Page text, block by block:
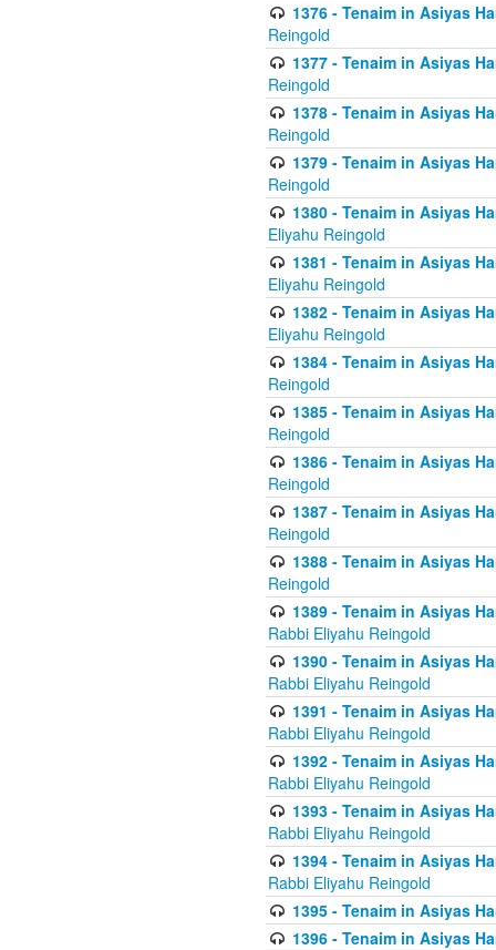
1376 - Tenaim in Asiyas
Reingold
1377 - Tenaim in Asiyas
Reingold
1378 - Tenaim in Asiyas
Reingold
1379 - Tenaim in Asiyas
Reingold
1380 - Tenaim in Asiyas
Eliyahu Reingold
1381 - Tenaim in Asiyas
Eliyahu Reingold
1382 - Tenaim in Asiyas
Eliyahu Reingold
1384 - Tenaim in Asiyas
Reingold
1385 - Tenaim in Asiyas
Reingold
1386 - Tenaim in Asiyas
Reingold
1387 - Tenaim in Asiyas
Reingold
1388 - Tenaim in Asiyas
Reingold
1389 - Tenaim in Asiyas
Rabbi Eliyahu Reingold
1390 - Tenaim in Asiyas
Rabbi Eliyahu Reingold
1391 - Tenaim in Asiyas
Rabbi Eliyahu Reingold
1392 - Tenaim in Asiyas
Rabbi Eliyahu Reingold
1393 - Tenaim in Asiyas
Rabbi Eliyahu Reingold
1394 - Tenaim in Asiyas
Rabbi Eliyahu Reingold
1395 - Tenaim in Asiyas
1396 - Tenaim in Asiyas